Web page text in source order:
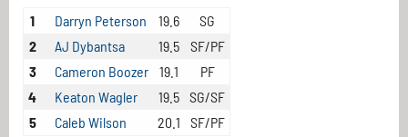
1 Darryn Peterson 19.6
SG
2
AJ Dybantsa 19.5
SF/PF
3
Cameron Boozer 19.1
PF
4
Keaton Wagler 19.5 SG/SF
5
Caleb Wilson 20.1 SF/PF